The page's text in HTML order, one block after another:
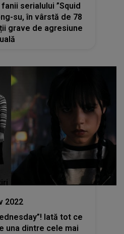
serialului ”Squid
su, în vârstă de 78
grave de agresiune
2022
Iată tot ce
una dintre cele mai